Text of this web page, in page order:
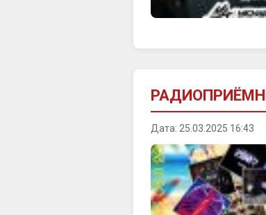
Дата: 25.03.2025 16:43